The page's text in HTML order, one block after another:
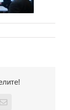
Email